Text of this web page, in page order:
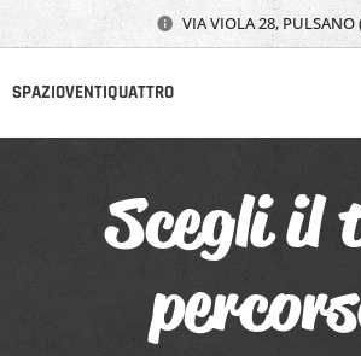
VIA VIOLA 28, PULSANO
SPAZIOVENTIQUATTRO
Scegli il